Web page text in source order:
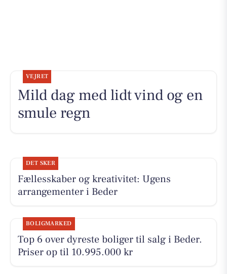
VEJRET
Mild dag med lidt vind og en
smule regn
DET SKER
Fællesskaber og kreativitet: Ugens
arrangementer i Beder
BOLIGMARKED
Top 6 over dyreste boliger til salg i Beder.
Priser op til 10.995.000 kr